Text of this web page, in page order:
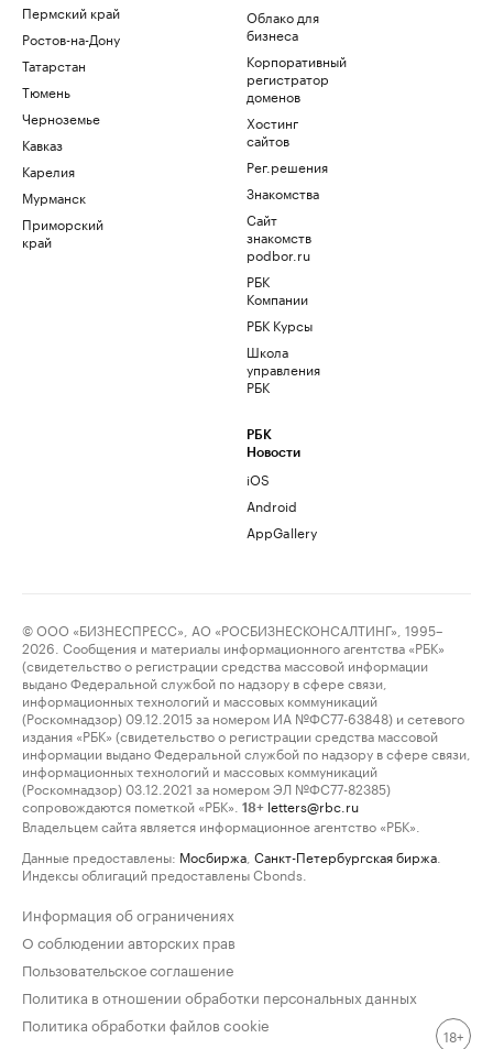
Пермский край
Ростов-на-Дону
Татарстан
Тюмень
Черноземье
Кавказ
Карелия
Мурманск
Приморский
край
Облако для
бизнеса
Корпоративный
регистратор
доменов
Хостинг
сайтов
Рег.решения
Знакомства
Сайт
знакомств
podbor.ru
РБК
Компании
РБК Курсы
Школа
управления
РБК
РБК
Новости
iOS
Android
AppGallery
© ООО «БИЗНЕСПРЕСС», АО «РОСБИЗНЕСКОНСАЛТИНГ», 1995–
2026. Сообщения и материалы информационного агентства «РБК»
(свидетельство о регистрации средства массовой информации
выдано Федеральной службой по надзору в сфере связи,
информационных технологий и массовых коммуникаций
(Роскомнадзор) 09.12.2015 за номером ИА №ФС77-63848) и сетевого
издания «РБК» (свидетельство о регистрации средства массовой
информации выдано Федеральной службой по надзору в сфере связи,
информационных технологий и массовых коммуникаций
(Роскомнадзор) 03.12.2021 за номером ЭЛ №ФС77-82385)
сопровождаются пометкой «РБК».
18+ letters@rbc.ru
Владельцем сайта является информационное агентство «РБК».
Данные предоставлены: Мосбиржа Санкт-Петербургская биржа
Индексы облигаций предоставлены Cbonds.
Информация об ограничениях
О соблюдении авторских прав
Пользовательское соглашение
Политика в отношении обработки персональных данных
Политика обработки файлов cookie
18+